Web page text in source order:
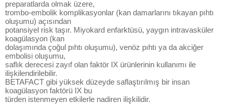
preparatlarda olmak üzere,
trombo-embolik komplikasyonlar (kan damarlarını tıkayan pıhtı
oluşumu) açısından
potansiyel risk taşır. Miyokard enfarktüsü, yaygın intravasküler
koagülasyon (kan
dolaşımında çoğul pıhtı oluşumu), venöz pıhtı ya da akciğer
embolisi oluşumu,
saflık derecesi zayıf olan faktör IX ürünlerinin kullanımı ile
ilişkilendirilebilir.
BETAFACT gibi yüksek düzeyde saflaştırılmış bir insan
koagülasyon faktörü IX bu
türden istenmeyen etkilerle nadiren ilişkilidir.